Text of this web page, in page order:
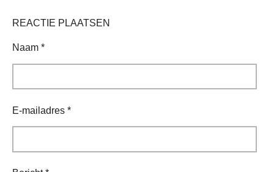
REACTIE PLAATSEN
Naam *
E-mailadres *